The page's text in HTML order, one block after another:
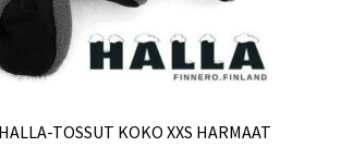
TOSSUT KOKO XXS HARMAAT